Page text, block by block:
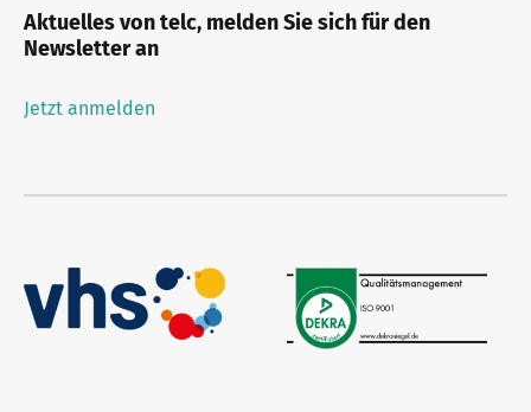
Aktuelles von telc, melden Sie sich für den
Newsletter an
Jetzt anmelden